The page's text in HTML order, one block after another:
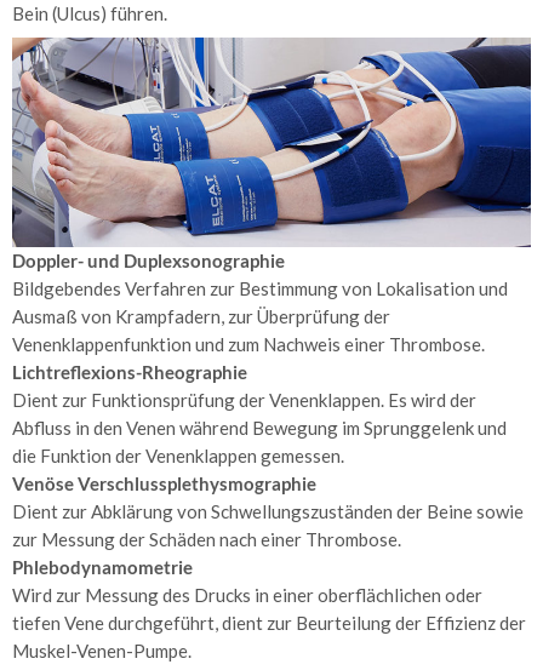
Bein (Ulcus) führen.
Doppler- und Duplexsonographie
Bildgebendes Verfahren zur Bestimmung von Lokalisation und
Ausmaß von Krampfadern, zur Überprüfung der
Venenklappenfunktion und zum Nachweis einer Thrombose.
Lichtreflexions-Rheographie
Dient zur Funktionsprüfung der Venenklappen. Es wird der
Abfluss in den Venen während Bewegung im Sprunggelenk und
die Funktion der Venenklappen gemessen.
Venöse Verschlussplethysmographie
Dient zur Abklärung von Schwellungszuständen der Beine sowie
zur Messung der Schäden nach einer Thrombose.
Phlebodynamometrie
Wird zur Messung des Drucks in einer oberflächlichen oder
tiefen Vene durchgeführt, dient zur Beurteilung der Effizienz der
Muskel-Venen-Pumpe.
Gefäße
Arterienuntersuchungen
Venenuntersuchungen
Gastroenterologie
–
Verdauungsorgane
Sonographie/Duplex-
Sonographie
Magenspiegelung
Darmspiegelung
Chromo-
Endoskopie
Kapsel-
Endoskopie
Enddarmspiegelung
Polypektomie
&